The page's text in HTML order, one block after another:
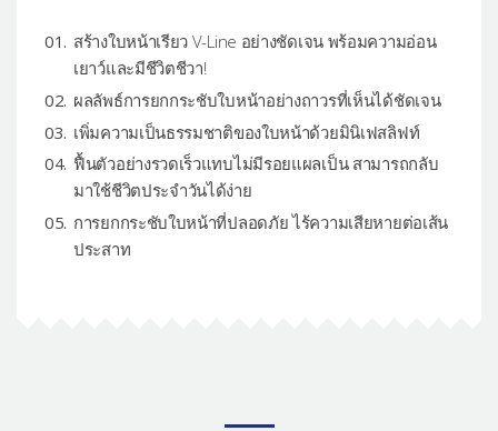
สร้างใบหน้าเรียว V-Line อย่างชัดเจน พร้อมความอ่อน
เยาว์และมีชีวิตชีวา!
ผลลัพธ์การยกกระชับใบหน้าอย่างถาวรที่เห็นได้ชัดเจน
เพิ่มความเป็นธรรมชาติของใบหน้าด้วยมินิเฟสลิฟท์
ฟื้นตัวอย่างรวดเร็วแทบไม่มีรอยแผลเป็น สามารถกลับ
มาใช้ชีวิตประจำวันได้ง่าย
การยกกระชับใบหน้าที่ปลอดภัย ไร้ความเสียหายต่อเส้น
ประสาท